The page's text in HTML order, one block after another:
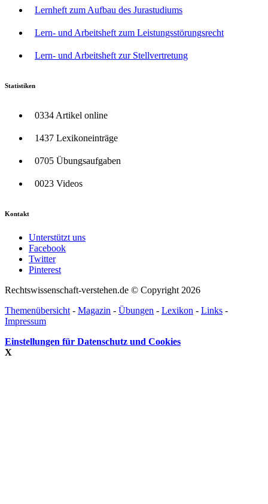
Lernheft zum Aufbau des Jurastudiums
Lern- und Arbeitsheft zum Leistungsstörungsrecht
Lern- und Arbeitsheft zur Stellvertretung
Statistiken
0334 Artikel online
1437 Lexikoneinträge
0705 Übungsaufgaben
0023 Videos
Kontakt
Unterstützt uns
Facebook
Twitter
Pinterest
Rechtswissenschaft-verstehen.de © Copyright 2026
Themenübersicht - Magazin - Übungen - Lexikon - Links -
Impressum
Einstellungen für Datenschutz und Cookies
X